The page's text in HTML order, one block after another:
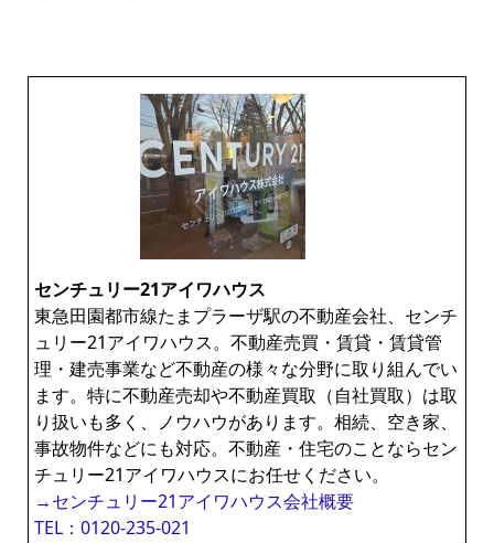
センチュリー21アイワハウス
東急田園都市線たまプラーザ駅の不動産会社、センチ
ュリー21アイワハウス。不動産売買・賃貸・賃貸管
理・建売事業など不動産の様々な分野に取り組んでい
ます。特に不動産売却や不動産買取（自社買取）は取
り扱いも多く、ノウハウがあります。相続、空き家、
事故物件などにも対応。不動産・住宅のことならセン
チュリー21アイワハウスにお任せください。
→センチュリー21アイワハウス会社概要
TEL：0120-235-021